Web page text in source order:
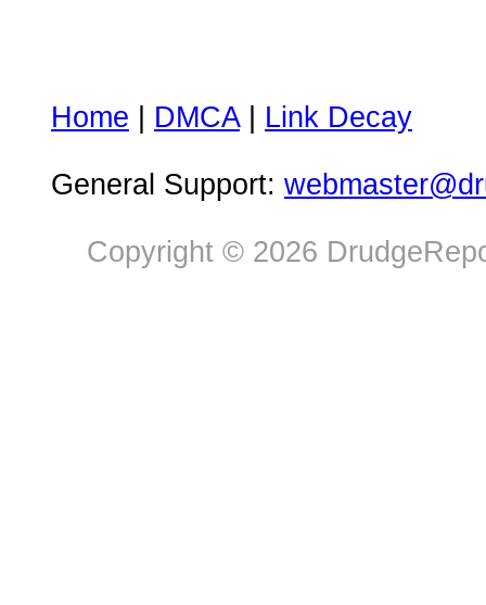
Home DMCA| Link Decay
General Support:
Copyright © 2026